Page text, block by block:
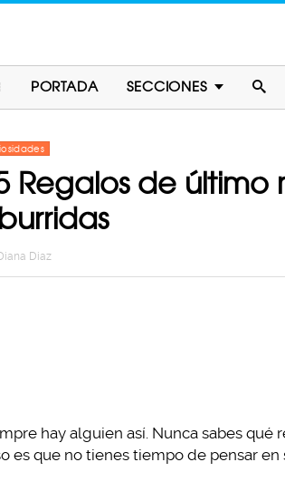
PORTADA SECCIONES
Regalos de
Diaz
hay alguien así. Nunca sabes
es que no tienes tiempo de pensar en